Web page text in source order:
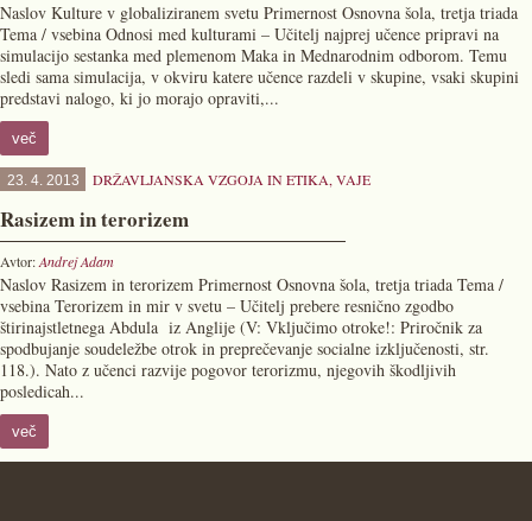
Naslov Kulture v globaliziranem svetu Primernost Osnovna šola, tretja triada
Tema / vsebina Odnosi med kulturami – Učitelj najprej učence pripravi na
simulacijo sestanka med plemenom Maka in Mednarodnim odborom. Temu
sledi sama simulacija, v okviru katere učence razdeli v skupine, vsaki skupini
predstavi nalogo, ki jo morajo opraviti,...
več
23. 4. 2013 DRŽAVLJANSKA VZGOJA IN ETIKA, VAJE
Rasizem in terorizem
Avtor:Andrej Adam
Naslov Rasizem in terorizem Primernost Osnovna šola, tretja triada Tema /
vsebina Terorizem in mir v svetu – Učitelj prebere resnično zgodbo
štirinajstletnega Abdula iz Anglije (V: Vključimo otroke!: Priročnik za
spodbujanje soudeležbe otrok in preprečevanje socialne izključenosti, str.
118.). Nato z učenci razvije pogovor terorizmu, njegovih škodljivih
posledicah...
več